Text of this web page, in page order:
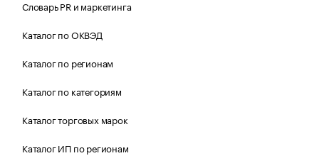
Словарь PR и маркетинга
Каталог по ОКВЭД
Каталог по регионам
Каталог по категориям
Каталог торговых марок
Каталог ИП по регионам